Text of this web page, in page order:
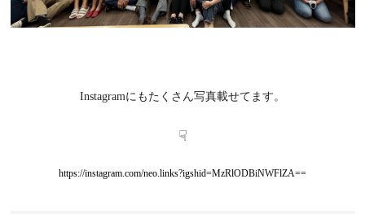
Instagramにもたくさん写真載せてます。
☟
https://instagram.com/neo.links?igshid=MzRlODBiNWFlZA==